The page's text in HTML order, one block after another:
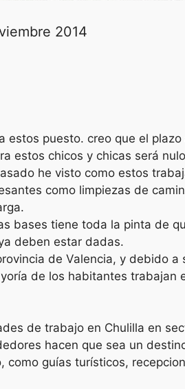
2014
estos puesto. creo que el
estos chicos y chicas será
he visto como estos
como limpiezas de
bases tiene toda la pinta de
deben estar dadas.
de Valencia, y debido
de los habitantes
de trabajo en Chulilla en
hacen que sea un
guías turísticos,